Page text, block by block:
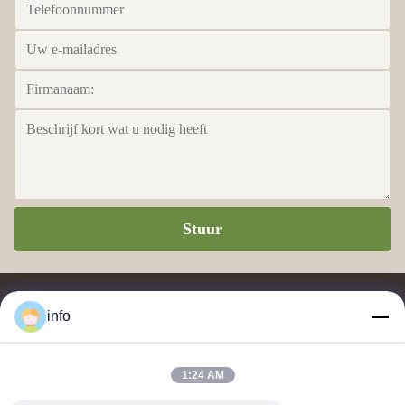
Stuur
info
1:24 AM